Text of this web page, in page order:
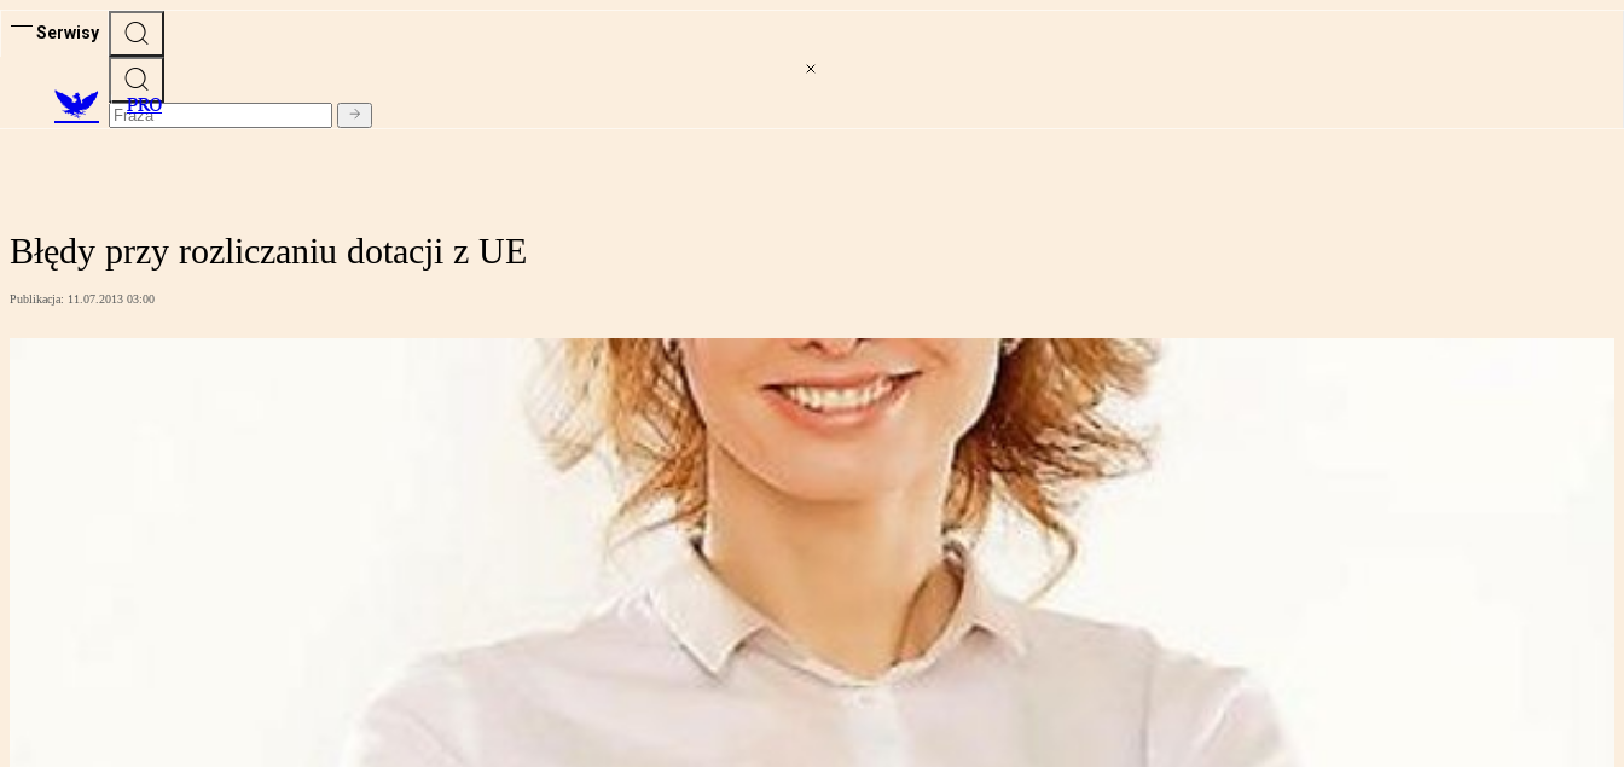
Serwisy
PRO
Błędy przy rozliczaniu dotacji z UE
Publikacja: 11.07.2013 03:00